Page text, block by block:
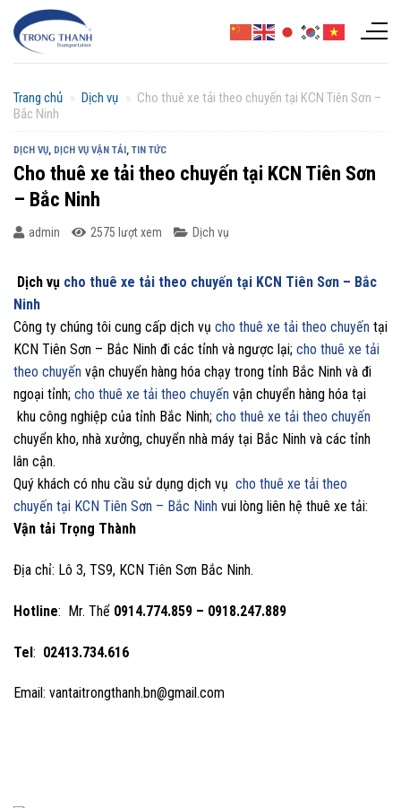
Chuyển
đến
Trang chủ » Dịch vụ »
Cho thuê xe tải theo chuyến tại KCN Tiên Sơn –
Bắc Ninh
DỊCH VỤ, DỊCH VỤ VẬN TẢI, TIN TỨC
Cho thuê xe tải theo chuyến tại KCN Tiên Sơn
– Bắc Ninh
admin 2575 lượt xem Dịch vụ
Dịch vụ cho thuê xe tải theo chuyến tại KCN Tiên Sơn – Bắc
Ninh
Công ty chúng tôi cung cấp dịch vụ cho thuê xe tải theo chuyến tại
KCN Tiên Sơn – Bắc Ninh đi các tỉnh và ngược lại; cho thuê xe tải
theo chuyến vận chuyển hàng hóa chạy trong tỉnh Bắc Ninh và đi
ngoại tỉnh; cho thuê xe tải theo chuyến vận chuyển hàng hóa tại
khu công nghiệp của tỉnh Bắc Ninh; cho thuê xe tải theo chuyến
chuyển kho, nhà xưởng, chuyển nhà máy tại Bắc Ninh và các tỉnh
lân cận.
Quý khách có nhu cầu sử dụng dịch vụ cho thuê xe tải theo
chuyến tại KCN Tiên Sơn – Bắc Ninh vui lòng liên hệ thuê xe tải:
Vận tải Trọng Thành
Địa chỉ: Lô 3, TS9, KCN Tiên Sơn Bắc Ninh.
Hotline: Mr. Thể 0914.774.859 – 0918.247.889
Tel: 02413.734.616
Email: vantaitrongthanh.bn@gmail.com